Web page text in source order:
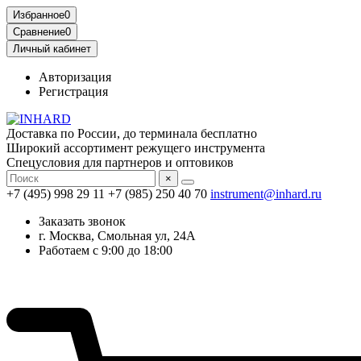
Избранное0
Сравнение0
Личный кабинет
Авторизация
Регистрация
Доставка по России, до терминала бесплатно
Широкий ассортимент режущего инструмента
Спецусловия для партнеров и оптовиков
×
+7 (495) 998 29 11 +7 (985) 250 40 70 instrument@inhard.ru
Заказать звонок
г. Москва, Смольная ул, 24А
Работаем с 9:00 до 18:00